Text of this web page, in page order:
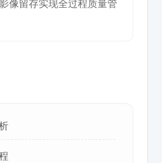
像留存实现全过程质量管